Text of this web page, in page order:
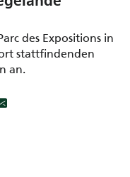
des Expositions in
stattfindenden
an.